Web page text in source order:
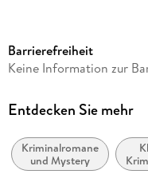
Autor/Autorin
Verlag/Hersteller
Produktart
kartoniert
Barrierefreiheit
Keine Information zur
Entdecken Sie mehr
Kriminalromane
und Mystery